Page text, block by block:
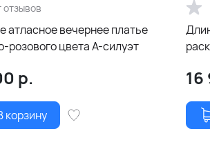
отзывов
атласное вечернее платье
розового цвета А-силуэт
р.
корзину
16